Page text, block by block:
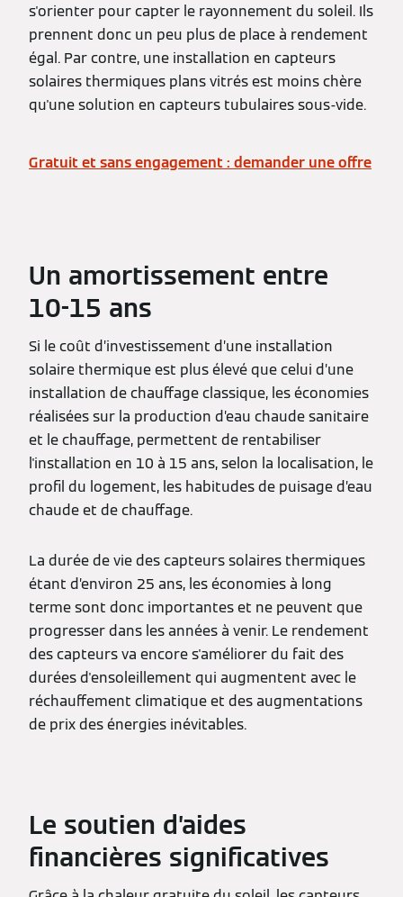
s'orienter pour capter le rayonnement du soleil. Ils
prennent donc un peu plus de place à rendement
égal. Par contre, une installation en capteurs
solaires thermiques plans vitrés est moins chère
qu'une solution en capteurs tubulaires sous-vide.
Gratuit et sans engagement : demander une offre
Un amortissement entre
10-15 ans
Si le coût d’investissement d’une installation
solaire thermique est plus élevé que celui d’une
installation de chauffage classique, les économies
réalisées sur la production d’eau chaude sanitaire
et le chauffage, permettent de rentabiliser
l'installation en 10 à 15 ans, selon la localisation, le
profil du logement, les habitudes de puisage d’eau
chaude et de chauffage.
La durée de vie des capteurs solaires thermiques
étant d’environ 25 ans, les économies à long
terme sont donc importantes et ne peuvent que
progresser dans les années à venir. Le rendement
des capteurs va encore s'améliorer du fait des
durées d'ensoleillement qui augmentent avec le
réchauffement climatique et des augmentations
de prix des énergies inévitables.
Le soutien d’aides
financières significatives